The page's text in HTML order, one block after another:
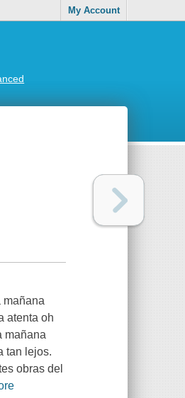
My Account
mañana
atenta oh
mañana
tan lejos.
obras del